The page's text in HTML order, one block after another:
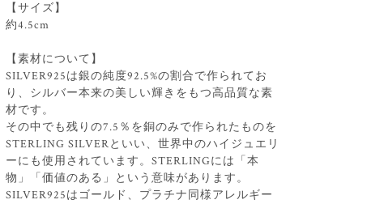
【サイズ】
約4.5cm
【素材について】
SILVER925は銀の純度92.5%の割合で作られてお
り、シルバー本来の美しい輝きをもつ高品質な素
材です。
その中でも残りの7.5％を銅のみで作られたものを
STERLING SILVERといい、世界中のハイジュエリ
ーにも使用されています。STERLINGには「本
物」「価値のある」という意味があります。
SILVER925はゴールド、プラチナ同様アレルギー